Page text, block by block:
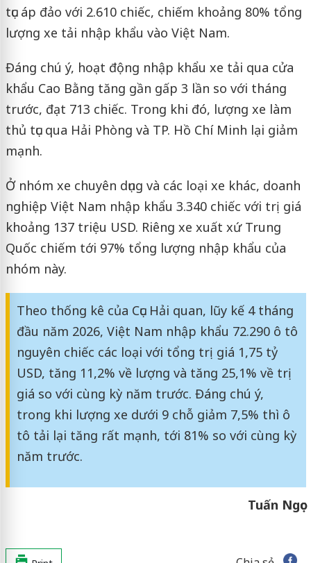
tục áp đảo với 2.610 chiếc, chiếm khoảng 80% tổng
lượng xe tải nhập khẩu vào Việt Nam.
Đáng chú ý, hoạt động nhập khẩu xe tải qua cửa
khẩu Cao Bằng tăng gần gấp 3 lần so với tháng
trước, đạt 713 chiếc. Trong khi đó, lượng xe làm
thủ tục qua Hải Phòng và TP. Hồ Chí Minh lại giảm
mạnh.
Ở nhóm xe chuyên dụng và các loại xe khác, doanh
nghiệp Việt Nam nhập khẩu 3.340 chiếc với trị giá
khoảng 137 triệu USD. Riêng xe xuất xứ Trung
Quốc chiếm tới 97% tổng lượng nhập khẩu của
nhóm này.
Theo thống kê của Cục Hải quan, lũy kế 4 tháng
đầu năm 2026, Việt Nam nhập khẩu 72.290 ô tô
nguyên chiếc các loại với tổng trị giá 1,75 tỷ
USD, tăng 11,2% về lượng và tăng 25,1% về trị
giá so với cùng kỳ năm trước. Đáng chú ý,
trong khi lượng xe dưới 9 chỗ giảm 7,5% thì ô
tô tải lại tăng rất mạnh, tới 81% so với cùng kỳ
năm trước.
Tuấn Ngọc